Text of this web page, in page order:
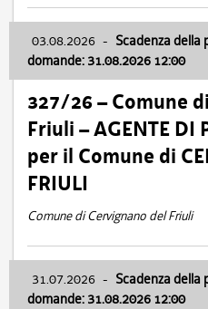
03.08.2026 - Scadenza della
domande: 31.08.2026 12:00
327/26 – Comune
Friuli – AGENTE DI
per il Comune di
FRIULI
Comune di Cervignano del Friuli
31.07.2026 - Scadenza della
domande: 31.08.2026 12:00